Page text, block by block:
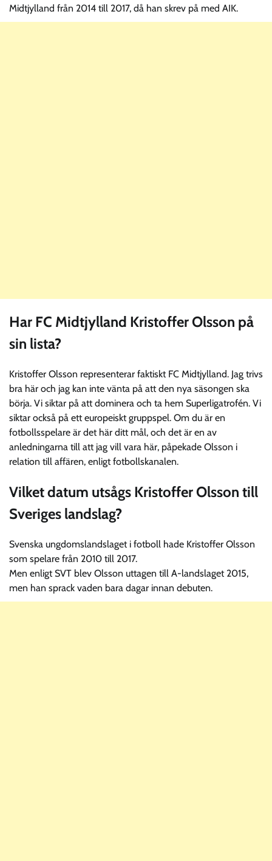
Midtjylland från 2014 till 2017, då han skrev på med AIK.
Har FC Midtjylland Kristoffer Olsson på
sin lista?
Kristoffer Olsson representerar faktiskt FC Midtjylland. Jag trivs
bra här och jag kan inte vänta på att den nya säsongen ska
börja. Vi siktar på att dominera och ta hem Superligatrofén. Vi
siktar också på ett europeiskt gruppspel. Om du är en
fotbollsspelare är det här ditt mål, och det är en av
anledningarna till att jag vill vara här, påpekade Olsson i
relation till affären, enligt fotbollskanalen.
Vilket datum utsågs Kristoffer Olsson till
Sveriges landslag?
Svenska ungdomslandslaget i fotboll hade Kristoffer Olsson
som spelare från 2010 till 2017.
Men enligt SVT blev Olsson uttagen till A-landslaget 2015,
men han sprack vaden bara dagar innan debuten.